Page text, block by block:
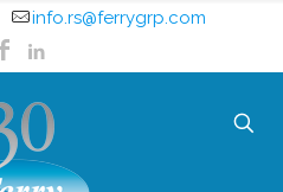
info.rs@ferrygrp.com